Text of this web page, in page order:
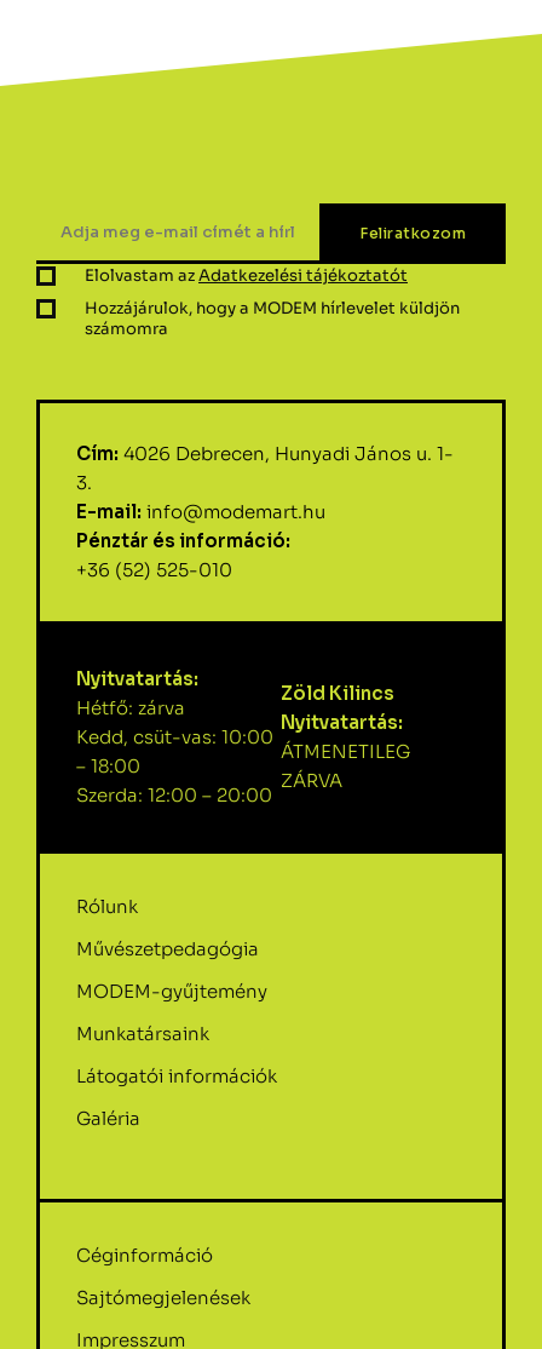
Elolvastam azAdatkezelési tájékoztatót
Hozzájárulok, hogy a MODEM hírlevelet küldjön
számomra
Cím: 4026 Debrecen, Hunyadi János u. 1-
3.
E-mail: info@modemart.hu
Pénztár és információ:
+36 (52) 525-010
Nyitvatartás:
Hétfő: zárva
Kedd, csüt-vas: 10:00
– 18:00
Szerda: 12:00 – 20:00
Zöld Kilincs
Nyitvatartás:
ÁTMENETILEG
ZÁRVA
Rólunk
Művészetpedagógia
MODEM-gyűjtemény
Munkatársaink
Látogatói információk
Galéria
Céginformáció
Sajtómegjelenések
Impresszum